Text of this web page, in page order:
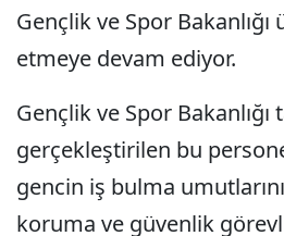
Gençlik ve Spor
etmeye devam ediyor.
Gençlik ve Spor Bakanlığı
gerçekleştirilen bu
gencin iş bulma umutlarını
koruma ve güvenlik